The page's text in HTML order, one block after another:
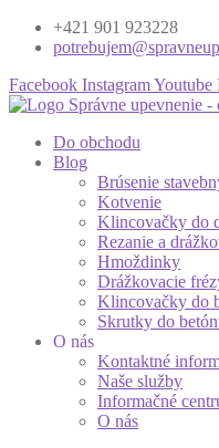
+421 901 923228
Facebook InstagramYoutube
Do obchodu
Blog
Brúsenie
Kotvenie
Klincovačky do
Rezanie a
Hmoždinky
Drážkovacie
Klincovačky do
Skrutky do
O nás
Kontaktné
Naše služby
Informačné
O nás